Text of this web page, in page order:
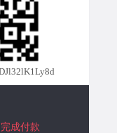
成付款